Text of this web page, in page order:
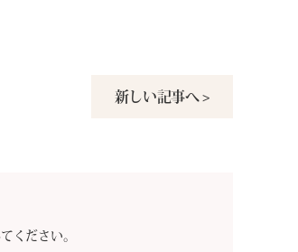
新しい記事へ >
ください。